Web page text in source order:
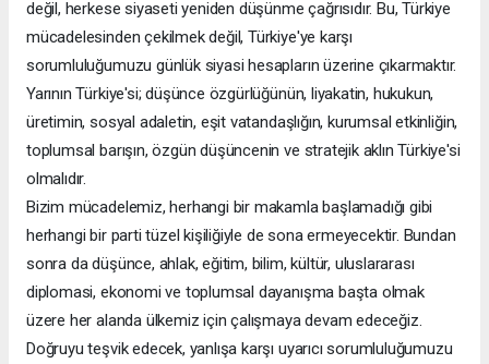
değil, herkese siyaseti yeniden düşünme çağrısıdır. Bu, Türkiye
mücadelesinden çekilmek değil, Türkiye'ye karşı
sorumluluğumuzu günlük siyasi hesapların üzerine çıkarmaktır.
Yarının Türkiye'si; düşünce özgürlüğünün, liyakatin, hukukun,
üretimin, sosyal adaletin, eşit vatandaşlığın, kurumsal etkinliğin,
toplumsal barışın, özgün düşüncenin ve stratejik aklın Türkiye'si
olmalıdır.
Bizim mücadelemiz, herhangi bir makamla başlamadığı gibi
herhangi bir parti tüzel kişiliğiyle de sona ermeyecektir. Bundan
sonra da düşünce, ahlak, eğitim, bilim, kültür, uluslararası
diplomasi, ekonomi ve toplumsal dayanışma başta olmak
üzere her alanda ülkemiz için çalışmaya devam edeceğiz.
Doğruyu teşvik edecek, yanlışa karşı uyarıcı sorumluluğumuzu